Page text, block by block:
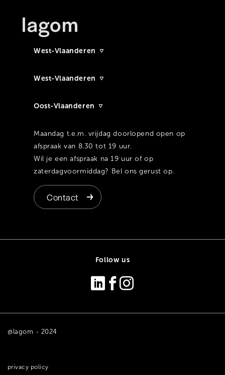
West-Vlaanderen
West-Vlaanderen
Oost-Vlaanderen
Maandag t.e.m. vrijdag doorlopend open op
afspraak van 8.30 tot 19 uur.
Wil je een afspraak na 19 uur of op
zaterdagvoormiddag? Bel ons gerust op.
Contact
Follow us
@lagom - 2024
privacy policy